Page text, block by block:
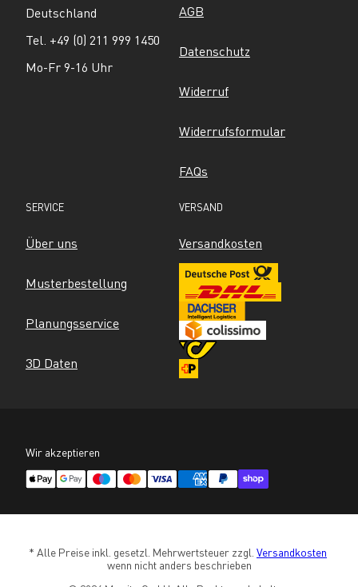
Deutschland
Tel. +49 (0) 211 999 1450
Mo-Fr 9-16 Uhr
AGB
Datenschutz
Widerruf
Widerrufsformular
FAQs
SERVICE
Über uns
Musterbestellung
Planungsservice
3D Daten
VERSAND
Versandkosten
Wir akzeptieren
* Alle Preise inkl. gesetzl. Mehrwertsteuer zzgl. Versandkosten
wenn nicht anders beschrieben